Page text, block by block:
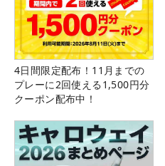
4日間限定配布！11月までの
プレーに2回使える1,500円分
クーポン配布中！